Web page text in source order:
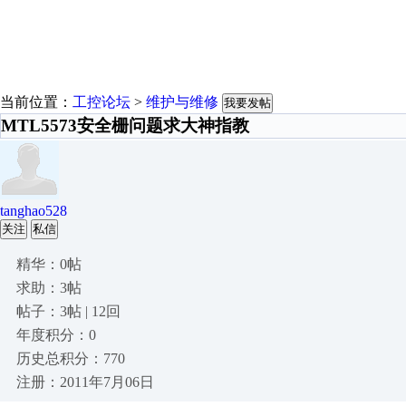
当前位置： 工控论坛 > 维护与维修 我要发帖
MTL5573安全栅问题求大神指教
tanghao528
关注 私信
精华：0帖
求助：3帖
帖子：3帖 | 12回
年度积分：0
历史总积分：770
注册：2011年7月06日